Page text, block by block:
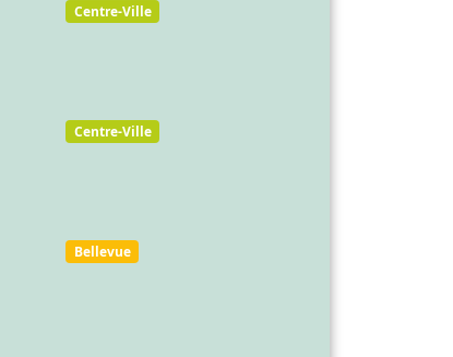
Centre-Ville
Centre-Ville
Bellevue